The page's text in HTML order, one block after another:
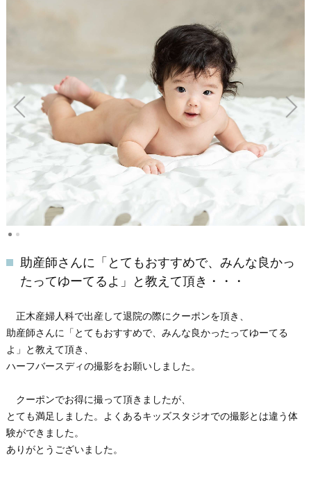
助産師さんに「とてもおすすめで、みんな良かっ
たってゆーてるよ」と教えて頂き・・・
正木産婦人科で出産して退院の際にクーポンを頂き、
助産師さんに「とてもおすすめで、みんな良かったってゆーてる
よ」と教えて頂き、
ハーフバースディの撮影をお願いしました。
クーポンでお得に撮って頂きましたが、
とても満足しました。よくあるキッズスタジオでの撮影とは違う体
験ができました。
ありがとうございました。